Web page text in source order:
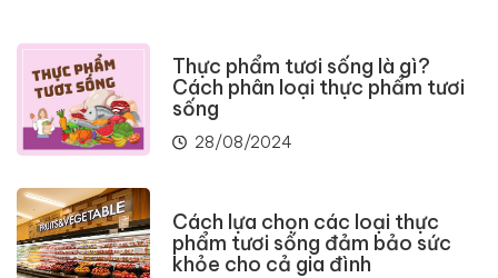
Thực phẩm tươi sống là gì?
Cách phân loại thực phẩm tươi
sống
28/08/2024
Cách lựa chọn các loại thực
phẩm tươi sống đảm bảo sức
khỏe cho cả gia đình